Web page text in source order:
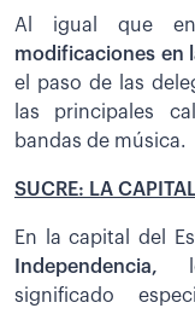
Al igual que en
modificaciones en
el paso de las
las principales
bandas de música.
SUCRE: LA
En la capital del
Independencia,
significado